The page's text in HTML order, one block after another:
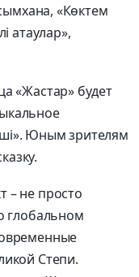
«Көктем
атаулар»,
«Жастар» будет
Юным зрителям
– не просто
глобальном
Степи.